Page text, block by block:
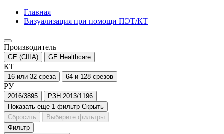
Главная
Визуализация при помощи ПЭТ/КТ
Производитель
GE (США) GE Healthcare
КТ
16 или 32 среза 64 и 128 срезов
РУ
2016/3895
РЗН 2013/1196
Показать еще 1 фильтр Скрыть
Сбросить
Выберите фильтры
Фильтр